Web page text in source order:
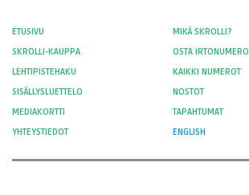
ETUSIVU
MIKÄ SKROLLI?
SKROLLI-KAUPPA
OSTA IRTONUMERO
LEHTIPISTEHAKU
KAIKKI NUMEROT
SISÄLLYSLUETTELO
NOSTOT
MEDIAKORTTI
TAPAHTUMAT
YHTEYSTIEDOT
ENGLISH